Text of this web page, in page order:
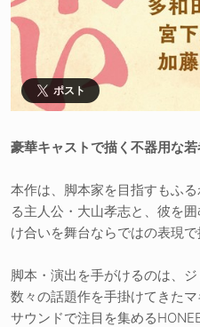
ポスト
豪華キャストで描く不器用な
本作は、脚本家を目指すもふ
る主人公・大山孝志と、彼を
け合いを舞台ならではの表現で
脚本・演出を手がけるのは、
数々の話題作を手掛けてきた
サウンドで注目を集める